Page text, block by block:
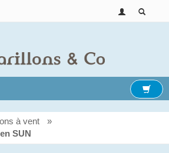
à vent
»
SUN